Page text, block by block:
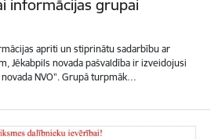
informācijas grupai
apriti un stiprinātu sadarbību ar
Jēkabpils novada pašvaldība ir izveidojusi
NVO". Grupā turpmāk…